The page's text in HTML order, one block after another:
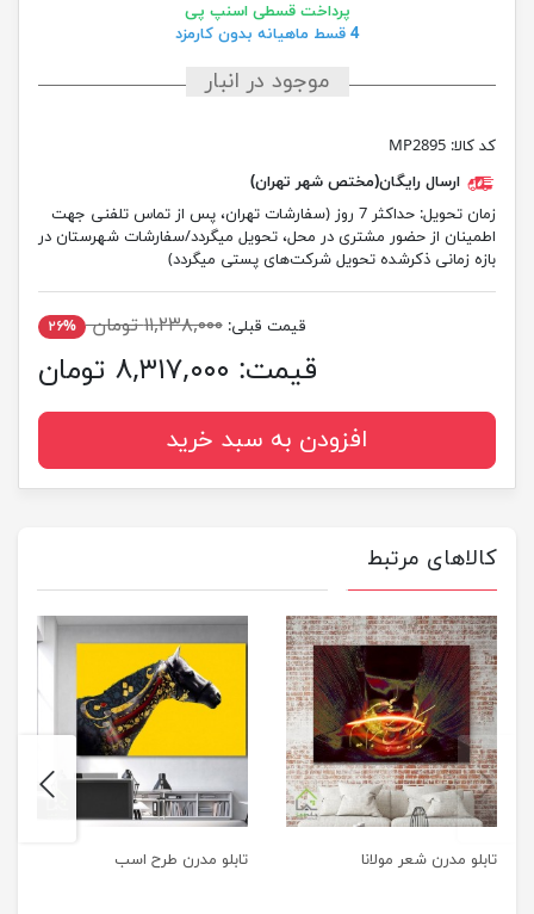
پرداخت قسطی اسنپ پی
4 قسط ماهیانه بدون کارمزد
موجود در انبار
کد کالا: MP2895
ارسال رایگان(مختص شهر تهران)
زمان تحویل:
حداکثر 7 روز (سفارشات تهران، پس از تماس تلفنی جهت
اطمینان از حضور مشتری در محل، تحویل میگردد/سفارشات شهرستان در
بازه زمانی ذکرشده تحویل شرکت‌های پستی میگردد)
قیمت قبلی: ۱۱,۲۳۸,۰۰۰ تومان ۲۶%
قیمت: ۸,۳۱۷,۰۰۰ تومان
افزودن به سبد خرید
کالاهای مرتبط
تابلو مدرن شعر مولانا تابلو مدرن طرح اسب
previus